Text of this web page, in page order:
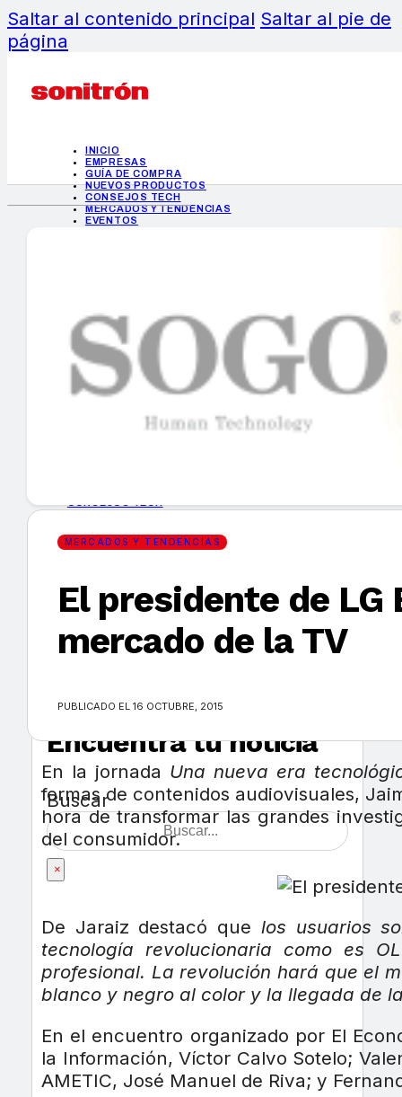
Saltar al contenido principal Saltar al pie de
página
INICIO
EMPRESAS
GUÍA DE COMPRA
NUEVOS PRODUCTOS
CONSEJOS TECH
MERCADOS Y TENDENCIAS
EVENTOS
INICIO
EMPRESAS
GUÍA DE COMPRA
MERCADOS Y TENDENCIAS
EVENTOS
Encuentra tu noticia
Buscar
×
MERCADOS Y TENDENCIAS
El presidente de
mercado de la TV
PUBLICADO EL 16 OCTUBRE, 2015
En la jornada Una nueva era
formas de contenidos audiovisuales,
hora de transformar las grandes
del consumidor.
De Jaraiz destacó que los usuarios
tecnología revolucionaria como es
profesional. La revolución hará que el
blanco y negro al color y la llegada de
En el encuentro organizado por El
la Información, Víctor Calvo Sotelo;
AMETIC, José Manuel de Riva; y